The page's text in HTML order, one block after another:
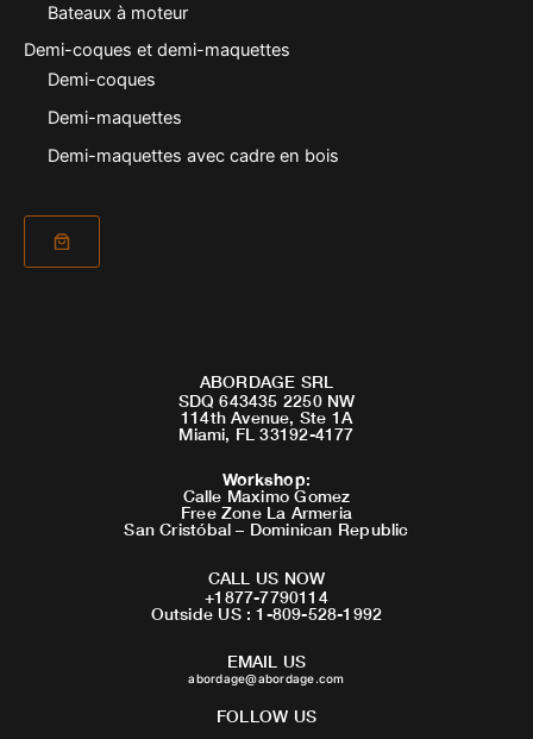
Bateaux à moteur
Demi-coques et demi-maquettes
Demi-coques
Demi-maquettes
Demi-maquettes avec cadre en bois
ABORDAGE SRL
SDQ 643435 2250 NW
114th Avenue, Ste 1A
Miami, FL 33192-4177
Workshop:
Calle Maximo Gomez
Free Zone La Armeria
San Cristóbal – Dominican Republic
CALL US NOW
+1877-7790114
Outside US : 1-809-528-1992
EMAIL US
abordage@abordage.com
FOLLOW US